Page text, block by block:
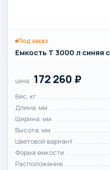
Под заказ
Емкость T 3000 л синяя
цена 172 260 ₽
Вес, кг
Длина, мм
Ширина, мм
Высота, мм
Цветовой вариант
Форма емкости
Расположение